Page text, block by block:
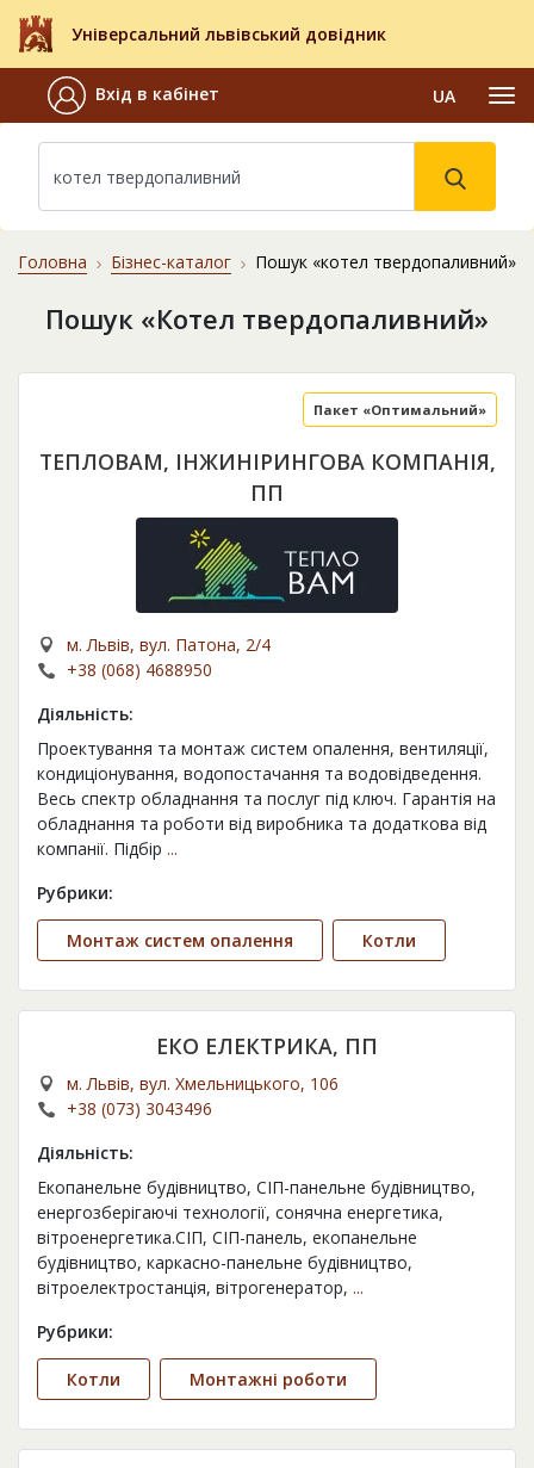
Універсальний львівський довідник
Вхід в кабінет UA
Головна Бізнес-каталог Пошук «котел твердопаливний»
Пошук «Котел твердопаливний»
ТЕПЛОВАМ, ІНЖИНІРИНГОВА КОМПАНІЯ,
ПП
Пакет «Оптимальний»
м. Львів, вул. Патона, 2/4
+38 (068) 4688950
Діяльність:
Проектування та монтаж систем опалення, вентиляції,
кондиціонування, водопостачання та водовідведення.
Весь спектр обладнання та послуг під ключ. Гарантія на
обладнання та роботи від виробника та додаткова від
компанії. Підбір ...
Рубрики:
Монтаж систем опалення Котли
ЕКО ЕЛЕКТРИКА, ПП
м. Львів, вул. Хмельницького, 106
+38 (073) 3043496
Діяльність:
Екопанельне будівництво, СІП-панельне будівництво,
енергозберігаючі технології, сонячна енергетика,
вітроенергетика.СІП, СІП-панель, екопанельне
будівництво, каркасно-панельне будівництво,
вітроелектростанція, вітрогенератор, ...
Рубрики:
Котли Монтажні роботи